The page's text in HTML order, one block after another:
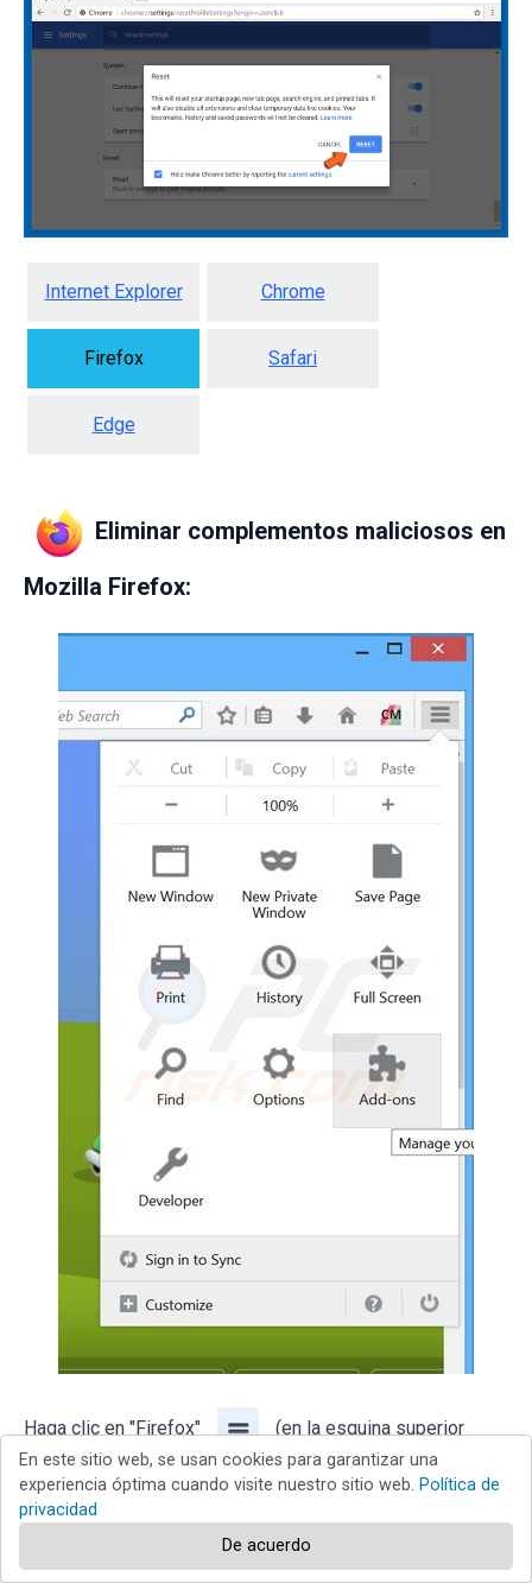
Internet Explorer Chrome
Firefox Safari
Edge
Eliminar complementos maliciosos en
Mozilla Firefox:
Haga clic en "Firefox" (en la esquina superior
derecha de la ventana principal), seleccione
"Complementos". Haga clic en "Extensiones" y, en la nueva
pantalla, elimine los complementos instalados
En este sitio web, se usan cookies para garantizar una
experiencia óptima cuando visite nuestro sitio web. Política de
privacidad
De acuerdo